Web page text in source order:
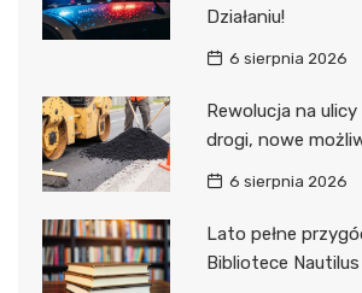
Działaniu!
6 sierpnia 2026
Rewolucja na
drogi, nowe
6 sierpnia 2026
Lato pełne
Bibliotece Nautilus